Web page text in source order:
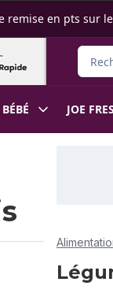
remise en pts sur
JOE